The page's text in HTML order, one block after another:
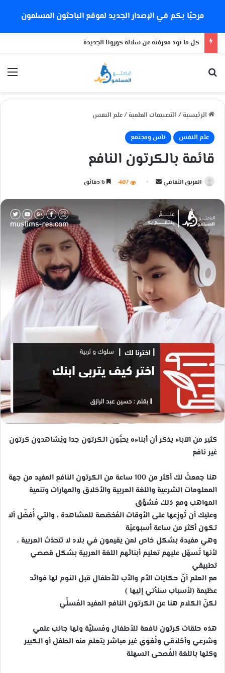
مرحبًا بكم في الإصدار الجديد لموقع الباحثون المسلمون
كل ما تود معرفته عن سلالة كورونا الجديدة
الرئيسية / التصنيفات العلمية /علم النفس
علم النفس ناس ومجتمع
قائمة بالكرتون النافع
الفريق الثقافي
س
ل
ب
ي
د
ا
ل
ك
و
ن
ي
407
كثير من الآباء يذكر أن أبناءه يحبُّون الكرتون جدا ويُشاهدون كرتون
غير نافع
هنا جمعتُ لك أكثر من 100 ساعة من الكرتون النافع المفيد من جهة
المعلومات الشرعية واللغة العربية والأخلاق والمهارات وتنمية
المواهب ومع ذلك مُشوِّق
وعليك أن تُوزِعها على الأوقات المُخصّصة للمشاهدة ، والتي أُفضِّل ألا
تكون أكثر من ساعة أسبوعيّة
وهي مفيدة بشكل خاص لمن يقيمون في بلاد لا تتحدّث العربية ،
لأنها تُسهّل عليهم تعليم أبنائهم اللغة العربية بشكل قصصي
تطبيقي
مع العلم أنَّ حكايات الأم والأب للأطفال قبل النوم لها فوائد
عظيمة (لأسباب سنأتي إليها )
لكنّ الكلام هنا عن الكرتون النافع المفيد المُسلِّي
هذه حلقات كرتون نافعة للأطفال ومُسليَّة ولها جانب علمي
وشرعي وأخلاقي ولُغوي غير مباشر يتعلم منه الطفل أو الكبير
وكلها باللغة الفُصحى السهلة